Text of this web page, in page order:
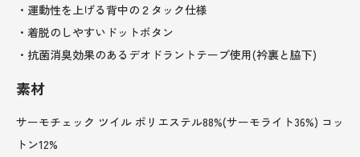
・運動性を上げる背中の２タック仕様
・着脱のしやすいドットボタン
・抗菌消臭効果のあるデオドラントテープ使用(衿裏と脇下)
素材
サーモチェック ツイル ポリエステル88%(サーモライト36%) コッ
トン12%